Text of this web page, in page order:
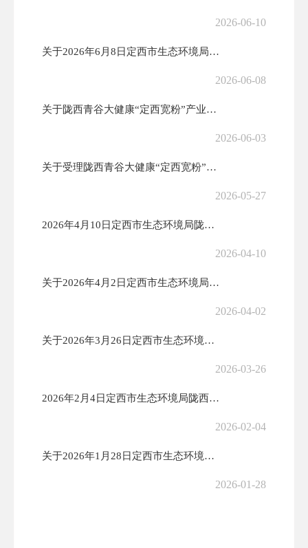
2026-06-10
关于2026年6月8日定西市生态环境局陇西分局受理建设项目环境影响评...
2026-06-08
关于陇西青谷大健康“定西宽粉”产业园、参芪饮料深加工建设项目环境影响...
2026-06-03
关于受理陇西青谷大健康“定西宽粉”产业园、参芪饮料深加工建设项目环境...
2026-05-27
2026年4月10日定西市生态环境局陇西分局作出建设项目环境影响评价...
2026-04-10
关于2026年4月2日定西市生态环境局陇西分局拟作出建设项目环境影响...
2026-04-02
关于2026年3月26日定西市生态环境局陇西分局受理建设项目环境影响...
2026-03-26
2026年2月4日定西市生态环境局陇西分局作出建设项目环境影响评价文...
2026-02-04
关于2026年1月28日定西市生态环境局陇西分局拟作出建设项目环境影...
2026-01-28